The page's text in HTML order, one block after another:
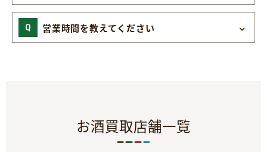
営業時間を教えてください
お酒買取店舗一覧